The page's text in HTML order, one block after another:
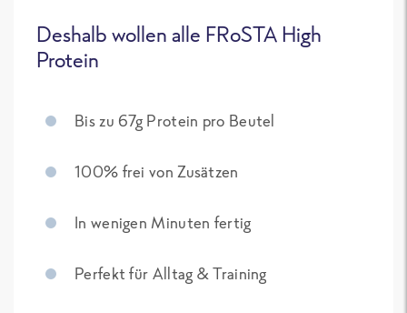
Deshalb wollen alle FRoSTA High
Protein
Bis zu 67g Protein pro Beutel
100% frei von Zusätzen
In wenigen Minuten fertig
Perfekt für Alltag & Training